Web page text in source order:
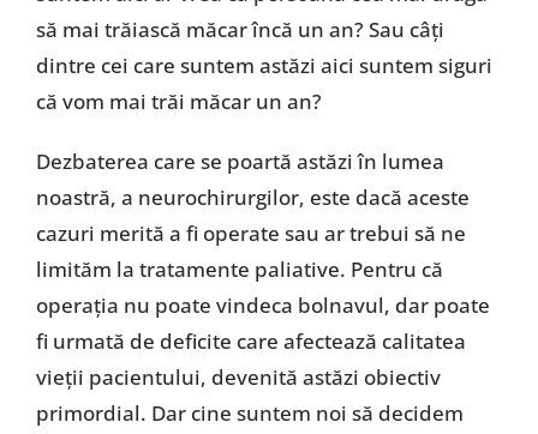
să mai trăiască măcar încă un an? Sau câți
dintre cei care suntem astăzi aici suntem siguri
că vom mai trăi măcar un an?
Dezbaterea care se poartă astăzi în lumea
noastră, a neurochirurgilor, este dacă aceste
cazuri merită a fi operate sau ar trebui să ne
limităm la tratamente paliative. Pentru că
operația nu poate vindeca bolnavul, dar poate
fi urmată de deficite care afectează calitatea
vieții pacientului, devenită astăzi obiectiv
primordial. Dar cine suntem noi să decidem